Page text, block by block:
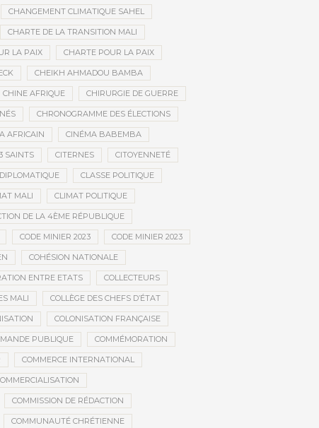
CHANGEMENT CLIMATIQUE SAHEL
CHARTE DE LA TRANSITION MALI
LA PAIX CHARTE POUR LA PAIX
CHEIKH AHMADOU BAMBA
CHINE AFRIQUE CHIRURGIE DE GUERRE
CHRONOGRAMME DES ÉLECTIONS
AFRICAIN CINÉMA BABEMBA
SAINTS CITERNES CITOYENNETÉ
CLASSE POLITIQUE
MALI CLIMAT POLITIQUE
DE LA 4ÈME RÉPUBLIQUE
CODE MINIER 2023 CODE MINIER 2023
COHÉSION NATIONALE
ENTRE ETATS COLLECTEURS
MALI COLLÈGE DES CHEFS D’ÉTAT
COLONISATION FRANÇAISE
PUBLIQUE COMMÉMORATION
COMMERCE INTERNATIONAL
COMMISSION DE RÉDACTION
COMMUNAUTÉ CHRÉTIENNE